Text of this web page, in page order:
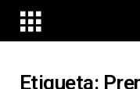
Etiqueta: